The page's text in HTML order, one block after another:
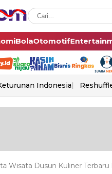
BolaOtomotif
Indonesia
Wisata Dusun Kuliner Terbaru